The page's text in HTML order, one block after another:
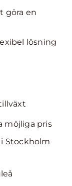
göra en
lösning
möjliga pris
Stockholm